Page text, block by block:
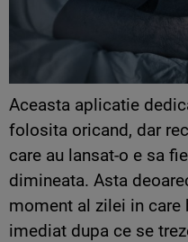
Aceasta aplicatie
folosita oricand, dar
care au lansat-o e sa
dimineata. Asta
moment al zilei in care
imediat dupa ce se